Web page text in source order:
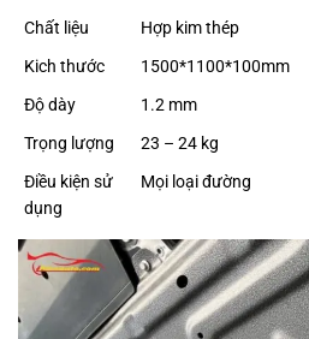
Chất liệu
Hợp kim thép
Kich thước
1500*1100*100mm
Độ dày
1.2 mm
Trọng lượng
23 – 24 kg
Điều kiện sử
dụng
Mọi loại đường